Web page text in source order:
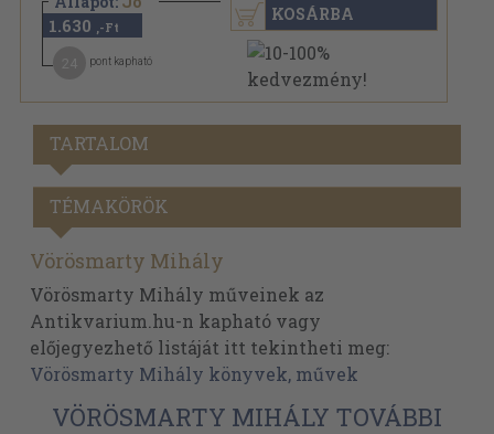
1.630 ,-Ft
pont kapható
KOSÁRBA
TARTALOM
TÉMAKÖRÖK
Vörösmarty Mihály
Vörösmarty Mihály műveinek az
Antikvarium.hu-n kapható vagy
előjegyezhető listáját itt tekintheti meg:
Vörösmarty Mihály könyvek, művek
VÖRÖSMARTY MIHÁLY TOVÁBBI